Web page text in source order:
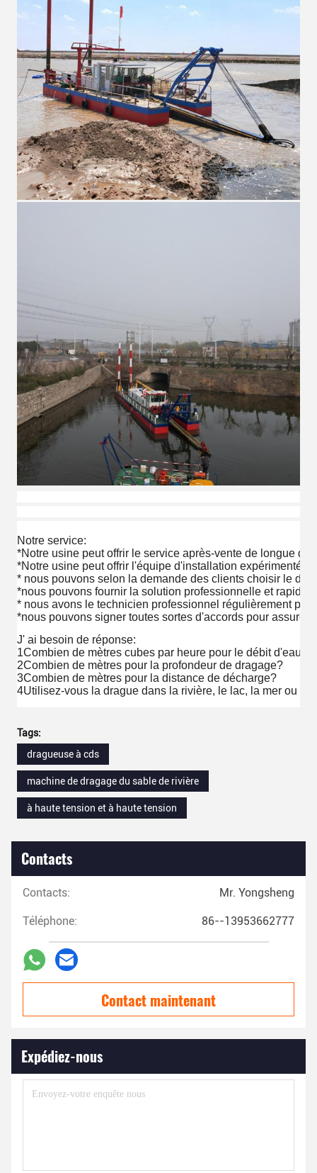
Notre service:
*Notre usine peut offrir le service après-vente de longue
*Notre usine peut offrir l'équipe d'installation
* nous pouvons selon la demande des clients choisir le
*nous pouvons fournir la solution professionnelle et rapide
* nous avons le technicien professionnel régulièrement
*nous pouvons signer toutes sortes d'accords pour assurer
J' ai besoin de réponse:
1Combien de mètres cubes par heure pour le débit d'eau
2Combien de mètres pour la profondeur de dragage?
3Combien de mètres pour la distance de décharge?
4Utilisez-vous la drague dans la rivière, le lac, la mer ou le
Tags:
dragueuse à cds
machine de dragage du sable de rivière
à haute tension et à haute tension
Contacts
Contacts: Mr. Yongsheng
Téléphone: 86--13953662777
Contact maintenant
Expédiez-nous